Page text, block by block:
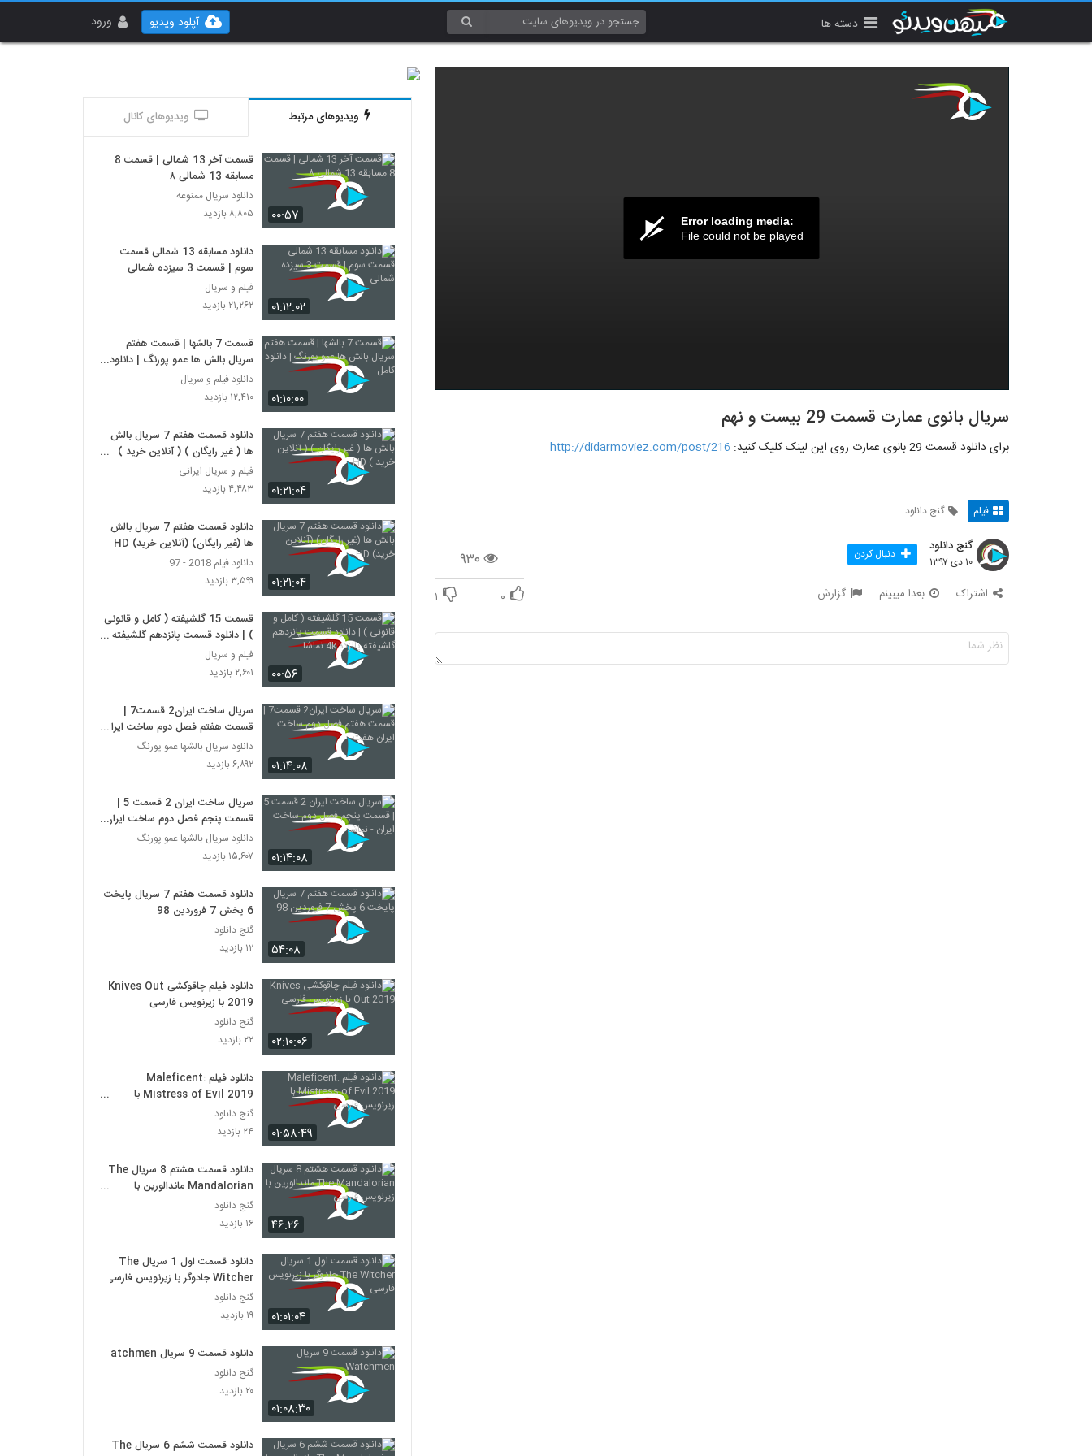
دسته ها ورود آپلود ویدیو
Error loading media:
File could not be played
سریال بانوی عمارت قسمت 29 بیست و نهم
برای دانلود قسمت 29 بانوی عمارت روی این لینک کلیک کنید: http://didarmoviez.com/post/216
فیلم گنج دانلود
۹۳۰
گنج دانلود
۱۰ دی ۱۳۹۷ دنبال کردن
اشتراک بعدا میبینم گزارش ۰ ۱
ویدیوهای مرتبط ویدیوهای کانال
۰۰:۵۷
قسمت آخر 13 شمالی | قسمت 8
مسابقه 13 شمالی ۸
دانلود سریال ممنوعه
۸,۸۰۵ بازدید
۰۱:۱۲:۰۲
دانلود مسابقه 13 شمالی قسمت
سوم | قسمت 3 سیزده شمالی
فیلم و سریال
۲۱,۲۶۲ بازدید
۰۱:۱۰:۰۰
قسمت 7 بالشها | قسمت هفتم
سریال بالش ها عمو پورنگ | دانلود
کامل
دانلود فیلم و سریال
۱۲,۴۱۰ بازدید
۰۱:۲۱:۰۴
دانلود قسمت هفتم 7 سریال بالش
ها ( غیر رایگان ) ( آنلاین خرید )
HD
فیلم و سریال ایرانی
۴,۴۸۳ بازدید
۰۱:۲۱:۰۴
دانلود قسمت هفتم 7 سریال بالش
ها (غیر رایگان) (آنلاین خرید) HD
دانلود فیلم 2018 - 97
۳,۵۹۹ بازدید
۰۰:۵۶
قسمت 15 گلشیفته ( کامل و قانونی
) | دانلود قسمت پانزدهم گلشیفته
پانزده 4k نماشا
فیلم و سریال
۲,۶۰۱ بازدید
۰۱:۱۴:۰۸
سریال ساخت ایران2 قسمت7 |
قسمت هفتم فصل دوم ساخت ایران
هفت
دانلود سریال بالشها عمو پورنگ
۶,۸۹۲ بازدید
۰۱:۱۴:۰۸
سریال ساخت ایران 2 قسمت 5 |
قسمت پنجم فصل دوم ساخت ایران
- نماشا
دانلود سریال بالشها عمو پورنگ
۱۵,۶۰۷ بازدید
۵۴:۰۸
دانلود قسمت هفتم 7 سریال پایخت
6 پخش 7 فروردین 98
گنج دانلود
۱۲ بازدید
۰۲:۱۰:۰۶
دانلود فیلم چاقوکشی Knives Out
2019 با زیرنویس فارسی
گنج دانلود
۲۲ بازدید
۰۱:۵۸:۴۹
دانلود فیلم Maleficent:
Mistress of Evil 2019 با
زیرنویس فارسی
گنج دانلود
۲۴ بازدید
۴۶:۲۶
دانلود قسمت هشتم 8 سریال The
Mandalorian ماندالورین با
زیرنویس فارسی
گنج دانلود
۱۶ بازدید
۰۱:۰۱:۰۴
دانلود قسمت اول 1 سریال The
Witcher جادوگر با زیرنویس فارسی
گنج دانلود
۱۹ بازدید
۰۱:۰۸:۳۰
دانلود قسمت 9 سریال Watchmen
گنج دانلود
۲۰ بازدید
دانلود قسمت ششم 6 سریال The